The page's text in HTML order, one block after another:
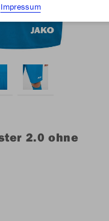
2.0 ohne
Impressum